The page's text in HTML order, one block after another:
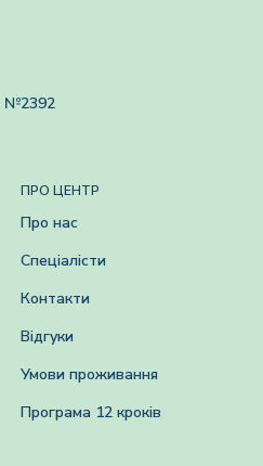
№2392
ПРО ЦЕНТР
Про нас
Спеціалісти
Контакти
Відгуки
Умови проживання
Програма 12 кроків